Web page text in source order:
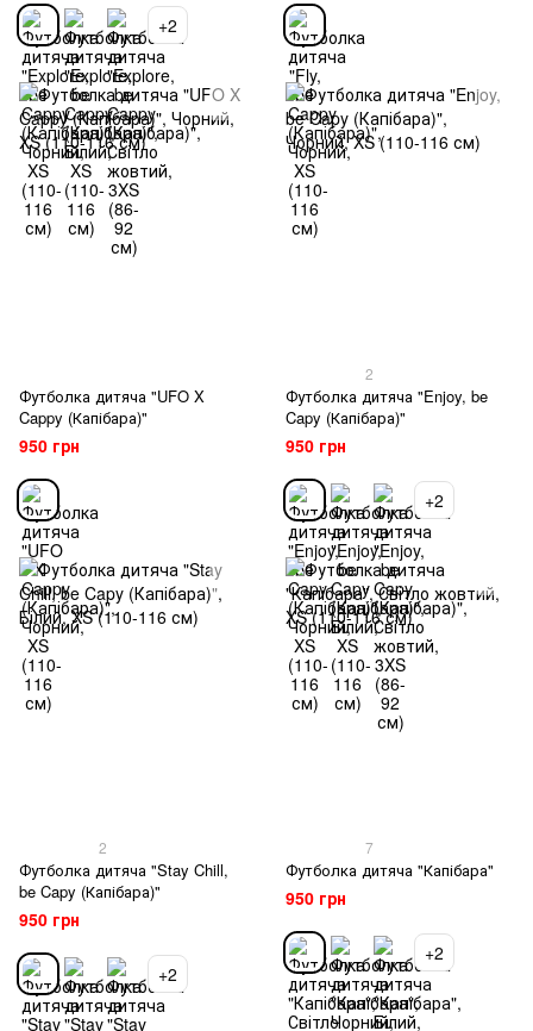
+2
Футболка дитяча "UFO X
Cappy (Капібара)"
950 грн
2
Футболка дитяча "Enjoy, be
Capy (Капібара)"
950 грн
+2
2
Футболка дитяча "Stay Chill,
be Capy (Капібара)"
950 грн
+2
7
Футболка дитяча "Капібара"
950 грн
+2